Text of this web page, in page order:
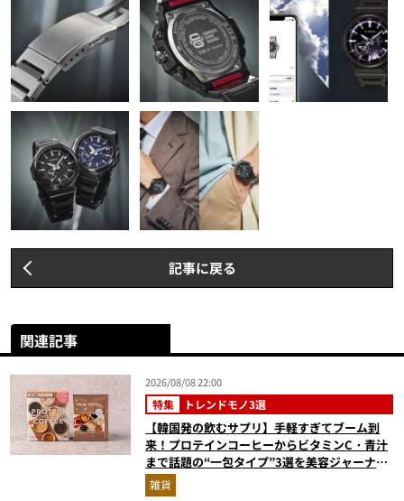
記事に戻る
関連記事
2026/08/08 22:00
特集 トレンドモノ3選
【韓国発の飲むサプリ】手軽すぎてブーム到
来！プロテインコーヒーからビタミンC・青汁
まで話題の“一包タイプ”3選を美容ジャーナリ
ストが徹底解説
雑貨